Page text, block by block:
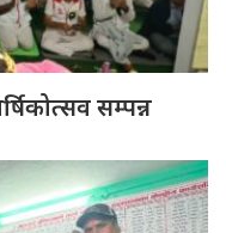
सम्पन्न